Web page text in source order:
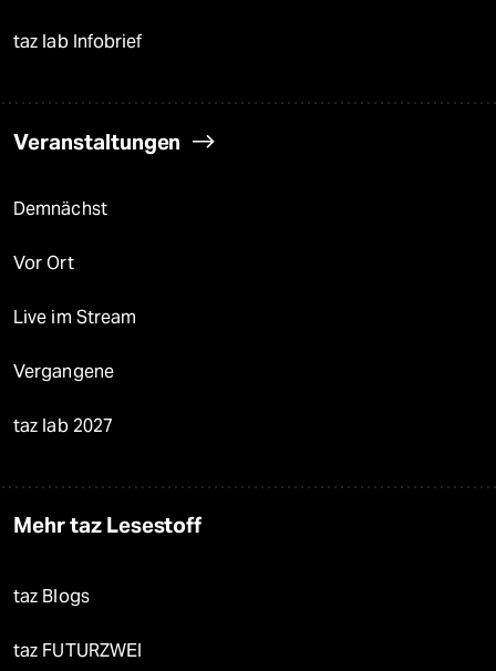
taz lab Infobrief
Veranstaltungen
Demnächst
Vor Ort
Live im Stream
Vergangene
taz lab 2027
Mehr taz Lesestoff
taz Blogs
taz FUTURZWEI